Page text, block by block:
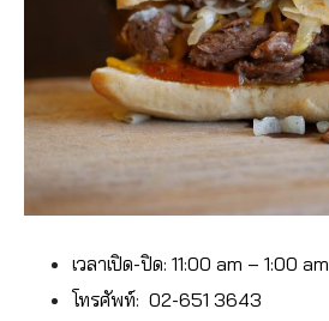
เวลาเปิด-ปิด: 11:00 am – 1:00 am
โทรศัพท์: 02-651 3643